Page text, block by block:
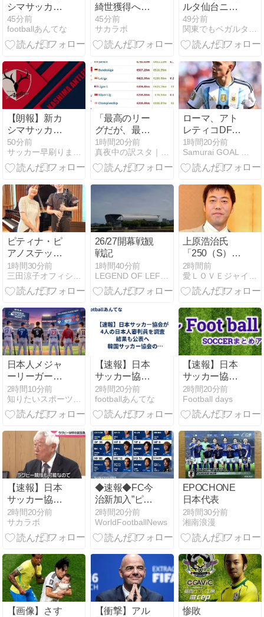
シマサッカー
スタジアム、
基本計画検討
へ
45分前
footballあんてな
綺世獲得へ、
トルコのガラ
タサライが巨
額オファーキ
ｗｗ
45分前
サカラボ
ルタ仙台ニュ
ースまとめ
49分前
関東でもベガルタ仙台！！
【朗報】新カ
シマサッカー
スタジアム、
基本計画検討
へ
50分前
サッカー早刷りまとめ
「最高のリー
グだが、最も
有害」イング
ランド2部が
巨額支出で世
状況に懸念の
声も【海外の
反応】
1時間20分前
真夜中の訳スタ｜MLB・欧州サッカー 海外の反応翻訳ブログ
ローマ、アト
レティコDFモ
リーナの獲得
へオファー提
示…フェイエ
らターゲット
1時間20分前
Samurai GOAL 〜海外日本人選手まとめ
ピティナ・ピ
アノステップ
でブラームス
のクラリネッ
トソナタを演
1時間30分前
26/27開幕戦観
戦記
1時間40分前
上原浩治氏
「250（S）っ
ていう数字が
どうなのか
な」名球会入
「300と
か…」
2時間前
日本人メジャ
ーリーガー8
月9日まと
め！村上宗隆
26号、山本由
敗つかず
2時間10分前
【速報】日本
サッカー協会
が4人の日本
人審判員を調
査 結果も公表
ー協会の性接
待疑惑・・
2時間20分前
footballあんてな
【速報】日本
サッカー協会
が4人の日本
人審判員を調
査 結果も公表
ー協会の性接
待疑惑・・
2時間20分前
Football days
【速報】日本
サッカー協会
が4人の日本
人審判員を調
査 結果も公表
ー協会の性接
待疑惑・・
2時間20分前
サカラボ
◆速報◆FC今
治新加入”ピ
ピ”中井卓大、
開幕のいわき
戦初先発！な
ベンチ外でク
ラシココンビ
はならず
2時間20分前
WorldFootballNews
EPOCHONE
日本代表
2時間30分前
湘南浪漫
【画像】さす
【衝撃】アル
惨敗